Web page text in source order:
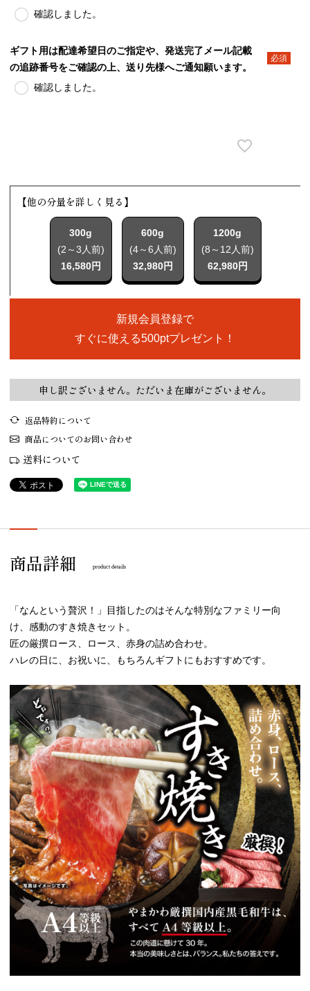
確認しました。
ギフト用は配達希望日のご指定や、発送完了メール記載
の追跡番号をご確認の上、送り先様へご通知願います。
確認しました。
【他の分量を詳しく見る】
300g
(2～3人前)
16,580円
600g
(4～6人前)
32,980円
1200g
(8～12人前)
62,980円
新規会員登録で
すぐに使える500ptプレゼント！
申し訳ございません。ただいま在庫がございません。
返品特約について
商品についてのお問い合わせ
送料について
商品詳細 product details
「なんという贅沢！」目指したのはそんな特別なファミリー向
け、感動のすき焼きセット。
匠の厳撰ロース、ロース、赤身の詰め合わせ。
ハレの日に、お祝いに、もちろんギフトにもおすすめです。